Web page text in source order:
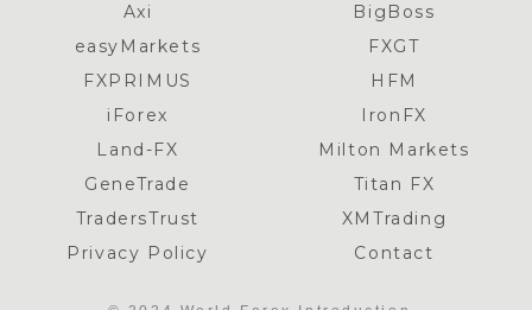
Axi
BigBoss
easyMarkets
FXGT
FXPRIMUS
HFM
iForex
IronFX
Land-FX
Milton Markets
GeneTrade
Titan FX
TradersTrust
XMTrading
Privacy Policy
Contact